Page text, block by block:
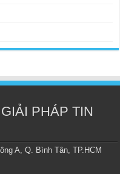
PHÁP TIN
A, Q. Bình Tân, TP.HCM